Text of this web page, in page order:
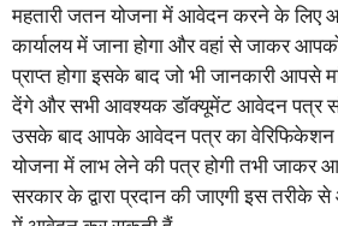
महतारी जतन योजना में आवेदन करने के लिए
कार्यालय में जाना होगा और वहां से जाकर
प्राप्त होगा इसके बाद जो भी जानकारी आपसे
देंगे और सभी आवश्यक डॉक्यूमेंट आवेदन पत्र
उसके बाद आपके आवेदन पत्र का वेरिफिकेशन
योजना में लाभ लेने की पत्र होगी तभी जाकर
सरकार के द्वारा प्रदान की जाएगी इस तरीके